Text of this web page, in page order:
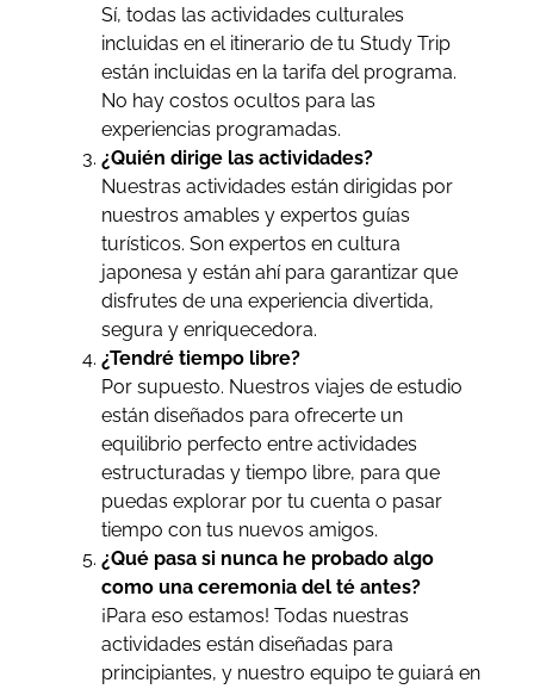
Sí, todas las actividades culturales
incluidas en el itinerario de tu Study Trip
están incluidas en la tarifa del programa.
No hay costos ocultos para las
experiencias programadas.
¿Quién dirige las actividades?
Nuestras actividades están dirigidas por
nuestros amables y expertos guías
turísticos. Son expertos en cultura
japonesa y están ahí para garantizar que
disfrutes de una experiencia divertida,
segura y enriquecedora.
¿Tendré tiempo libre?
Por supuesto. Nuestros viajes de estudio
están diseñados para ofrecerte un
equilibrio perfecto entre actividades
estructuradas y tiempo libre, para que
puedas explorar por tu cuenta o pasar
tiempo con tus nuevos amigos.
¿Qué pasa si nunca he probado algo
como una ceremonia del té antes?
¡Para eso estamos! Todas nuestras
actividades están diseñadas para
principiantes, y nuestro equipo te guiará en